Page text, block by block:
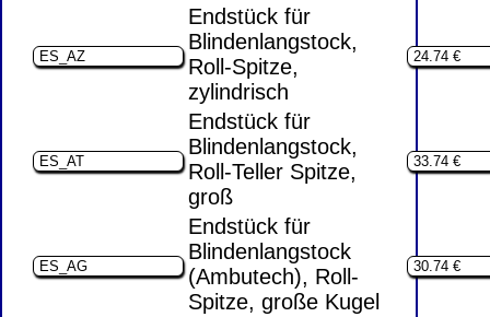
Endstück für
Blindenlangstock,
Roll-Spitze,
zylindrisch
Endstück für
Blindenlangstock,
Roll-Teller Spitze,
groß
Endstück für
Blindenlangstock
(Ambutech), Roll-
Spitze, große Kugel